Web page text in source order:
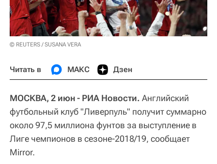
© REUTERS / SUSANA VERA
Читать в МАКС Дзен
МОСКВА, 2 июн - РИА Новости. Английский
футбольный клуб "Ливерпуль" получит суммарно
около 97,5 миллиона фунтов за выступление в
Лиге чемпионов в сезоне-2018/19, сообщает
Mirror.